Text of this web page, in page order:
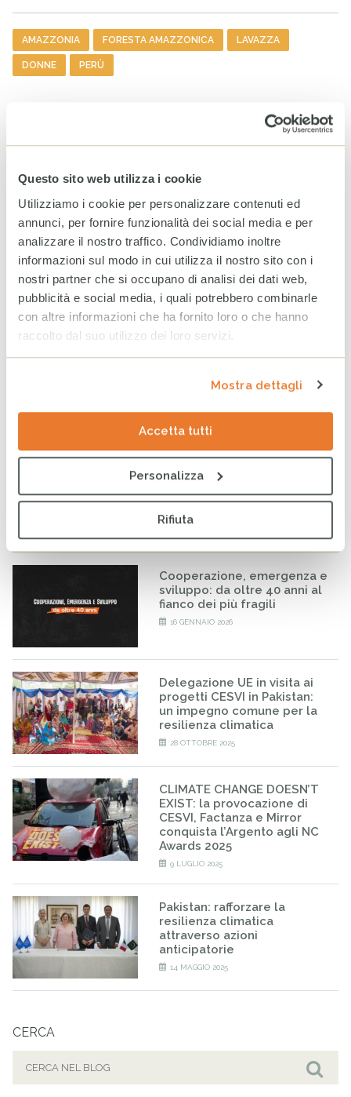
Questo sito web utilizza i cookie
Utilizziamo i cookie per personalizzare contenuti ed
annunci, per fornire funzionalità dei social media e per
analizzare il nostro traffico. Condividiamo inoltre
informazioni sul modo in cui utilizza il nostro sito con i
nostri partner che si occupano di analisi dei dati web,
pubblicità e social media, i quali potrebbero combinarle
con altre informazioni che ha fornito loro o che hanno
raccolto dal suo utilizzo dei loro servizi.
Mostra dettagli
Accetta tutti
Personalizza
Rifiuta
Tag
AMAZZONIA FORESTA AMAZZONICA LAVAZZA
DONNE PERÙ
Earth Overshoot Day: la data
debito con la Terra
Borena, il costo umano
Albania: CESVI e LifeGate
raccontano la Vjosa, l’ultimo
fiume selvaggio d’Europa
Myanmar: un anno dopo il
terremoto, la rinascita passa
per le acque del Lago Inle
27 MARZO 2026
Cooperazione, emergenza e
sviluppo: da oltre 40 anni al
fianco dei più fragili
16 GENNAIO 2026
Delegazione UE in visita ai
progetti CESVI in Pakistan:
un impegno comune per la
resilienza climatica
28 OTTOBRE 2025
CLIMATE CHANGE DOESN’T
EXIST: la provocazione di
CESVI, Factanza e Mirror
conquista l’Argento agli NC
Awards 2025
9 LUGLIO 2025
Pakistan: rafforzare la
resilienza climatica
attraverso azioni
anticipatorie
14 MAGGIO 2025
CERCA